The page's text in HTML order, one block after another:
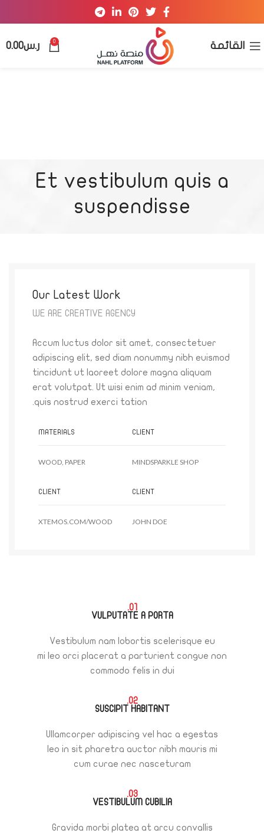
القائمة 0 ر.س0.00
Et vestibulum quis a
suspendisse
Our Latest Work
WE ARE CREATIVE AGENCY
Accum luctus dolor sit amet, consectetuer
adipiscing elit, sed diam nonummy nibh euismod
tincidunt ut laoreet dolore magna aliquam
erat volutpat. Ut wisi enim ad minim veniam,
quis nostrud exerci tation.
CLIENT
MATERIALS
MINDSPARKLE SHOP
WOOD, PAPER
CLIENT
CLIENT
JOHN DOE
XTEMOS.COM/WOOD
01.
VULPUTATE A PORTA
Vestibulum nam lobortis scelerisque eu
mi leo orci placerat a parturient congue non
commodo felis in dui
02.
SUSCIPIT HABITANT
Ullamcorper adipiscing vel hac a egestas
leo in sit pharetra auctor nibh mauris mi
cum curae nec nasceturam
03.
VESTIBULUM CUBILIA
Gravida morbi platea at arcu convallis